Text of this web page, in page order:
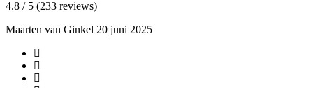
4.8 / 5 (233 reviews)
Maarten van Ginkel 20 juni 2025